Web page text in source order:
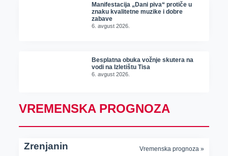
Manifestacija „Dani piva“ protiče u
znaku kvalitetne muzike i dobre
zabave
6. avgust 2026.
Besplatna obuka vožnje skutera na
vodi na Izletištu Tisa
6. avgust 2026.
VREMENSKA PROGNOZA